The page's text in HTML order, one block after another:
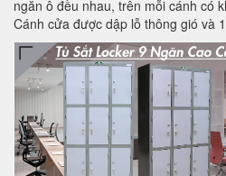
ngăn ô đều nhau, trên mỗi cánh có
Cánh cửa được dập lỗ thông gió và